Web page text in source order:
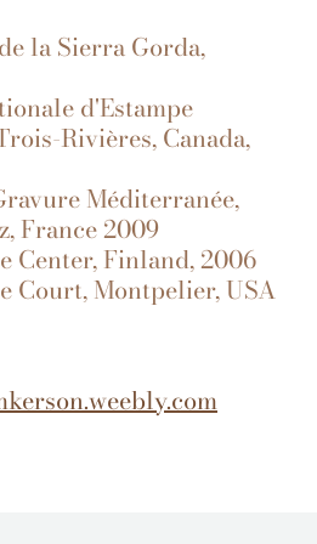
la Sierra Gorda,
d'Estampe
Rivières, Canada,
Méditerranée,
France 2009
Center, Finland, 2006
Court, Montpelier, USA